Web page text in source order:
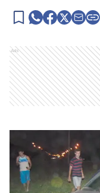
Ads